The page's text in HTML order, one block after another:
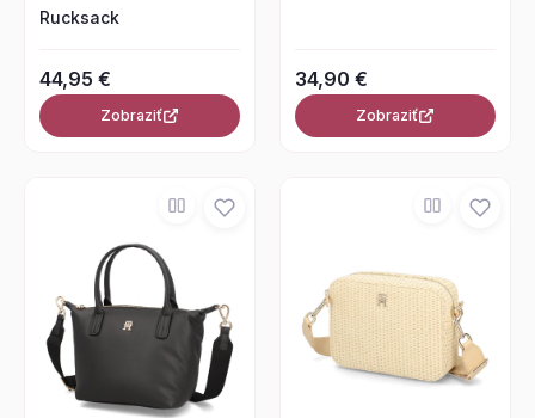
Rucksack
44,95 €
Zobraziť
34,90 €
Zobraziť